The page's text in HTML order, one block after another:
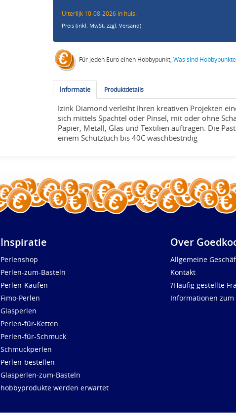
Uiterlijk 10-08-2026 in huis.
Preis (inkl. MwSt,zzgl. Versand)
Für jeden Euro einen Hobbypunkt,Was sind
Informatie Produktdetails
Izink Diamond verleiht Ihren kreativen Projekten
sich mittels Spachtel oder Pinsel, mit oder ohne
Papier, Metall, Glas und Textilien auftragen. Die
einem Schutztuch bis 40C waschbestndig
Inspiratie
Perlenshop
Perlen-zum-Basteln
Perlen-Kaufen
Fimo-Perlen
Glasperlen
Perlen-für-Ketten
Perlen-für-Schmuck
Schmuckperlen
Perlen-bestellen
Glasperlen-zum-Basteln
hobbyprodukte werden erwartet
Over
Allgemeine
Kontakt
?Häufig gestellte
Informationen